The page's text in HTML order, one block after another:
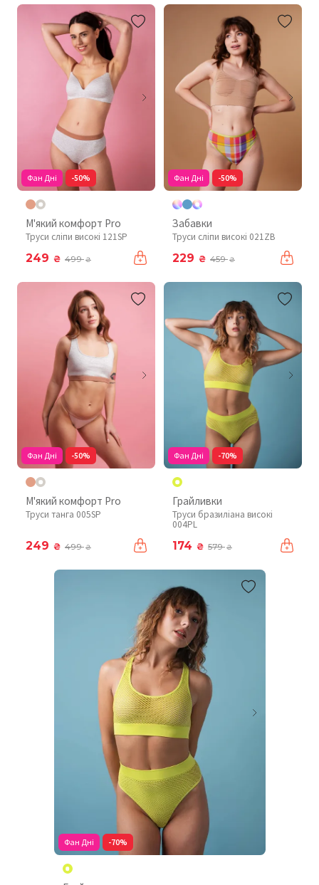
Фан Дні -50%
М'який комфорт Pro
Труси сліпи високі 121SP
249 ₴ 499₴
Фан Дні -50%
Забавки
Труси сліпи високі 021ZB
229 ₴ 459₴
Фан Дні -50%
М'який комфорт Pro
Труси танга 005SP
249 ₴ 499₴
Фан Дні -70%
Грайливки
Труси бразиліана високі
004PL
174 ₴ 579₴
Фан Дні -70%